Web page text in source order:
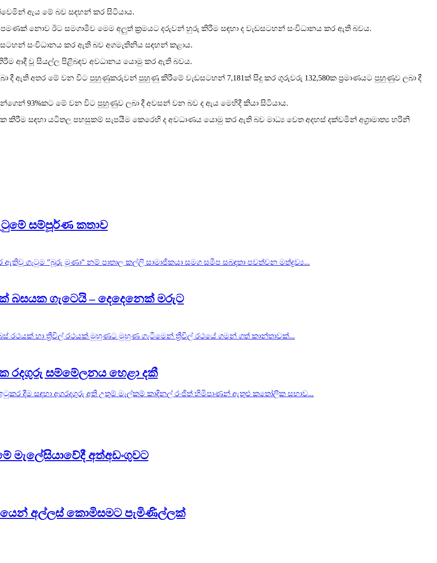
ඇය මේ බව සඳහන් කර සිටියාය.
පමණක් නොව ඊට සමගාමීව මෙම අලුත් ක්‍රමයට දරුවන් හුරු කිරීම සඳහා ද වැඩසටහන් සංවිධානය කර ඇති බවය.
සංවිධානය කර ඇති බව අගමැතිනිය සඳහන් කළාය.
ආදී වූ සියල්ල පිළිබඳව අවධානය යොමු කර ඇති බවය.
දී ඇති අතර මේ වන විට පුහුණුකරුවන් පුහුණු කිරීමේ වැඩසටහන් 7,181ක් සිදු කර ගුරුවරු 132,580ක ප්‍රමාණයට පුහුණුව ලබා දී
93%කට මේ වන විට පුහුණුව ලබා දී අවසන් වන බව ද ඇය මෙහිදී කියා සිටියාය.
කිරීම සඳහා යටිතල පහසුකම් සැපයීම කෙරෙහි ද අවධාණය යොමු කර ඇති බව මාධ්‍ය වෙත අදහස් දක්වමින් අග්‍රාමාත්‍ය හරිනි
සම්පූර්ණ කතාව
ඇතිවූ ගැටුම "බූරු මූණා" නම් පාතාල කල්ලි සාමාජිකයා සමග සමීප සබඳතා පවත්වන මත්ද්‍රව්‍ය...
බසයක ගැටෙයි – දෙදෙනෙක් මරුට
රථයක් හා ත්‍රීවිල් රථයක් මුහුණට මුහුණ ගැටීමෙන් ත්‍රීවිල් රථයේ ගමන් ගත් කාන්තාවක්...
රදගුරු සම්මේලනය හෙළා දකී
ඉටුකර දීම සඳහා අගරදගුරු අති උතුම් මැල්කම් කාදිනල් රංජිත් හිමිපාණන් ඇතුළු කතෝලික සභාව...
අත්අඩංගුවට
අල්ලස් කොමිසමට පැමිණිල්ලක්